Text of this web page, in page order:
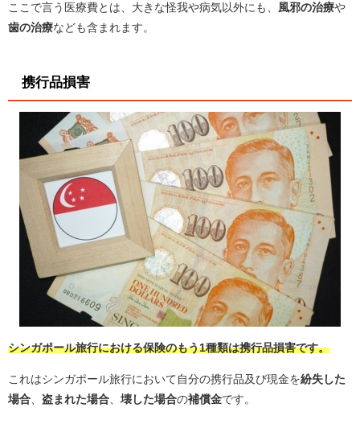
ここで言う医療費とは、大きな怪我や病気以外にも、 風邪の治療や
歯の治療なども含まれます。
携行品損害
シンガポール旅行における保険のもう1種類は携行品損害です。
これはシンガポール旅行において自分の携行品及び現金を紛失した
場合
盗まれた場合 壊した場合の補償金です。